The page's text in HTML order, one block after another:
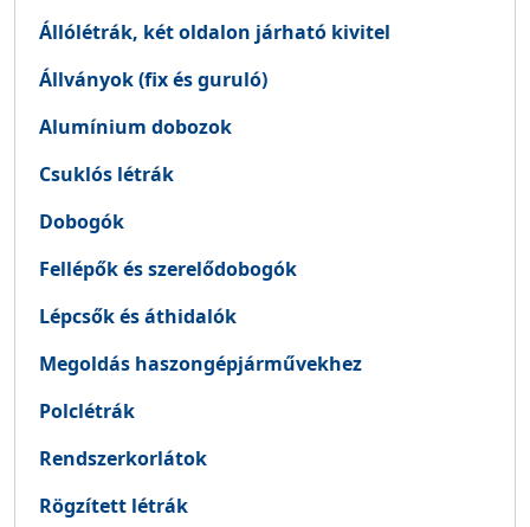
Állólétrák, két oldalon járható kivitel
Állványok (fix és guruló)
Alumínium dobozok
Csuklós létrák
Dobogók
Fellépők és szerelődobogók
Lépcsők és áthidalók
Megoldás haszongépjárművekhez
Polclétrák
Rendszerkorlátok
Rögzített létrák